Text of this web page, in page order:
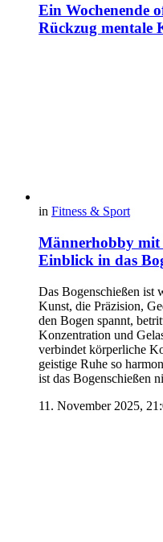
Ein Wochenende
Rückzug mentale
in Fitness & Sport
Männerhobby
Einblick in das
Das Bogenschießen ist
Kunst, die Präzision,
den Bogen spannt,
Konzentration und
verbindet körperliche
geistige Ruhe so
ist das Bogenschießen
11. November 2025,